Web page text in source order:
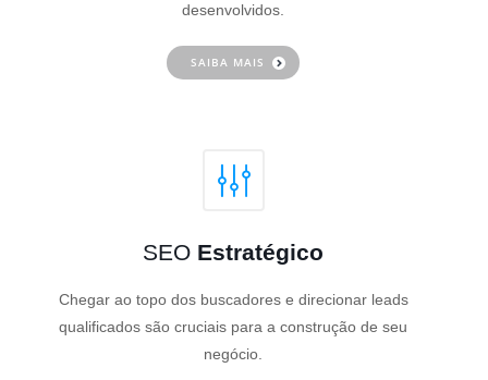
desenvolvidos.
SAIBA MAIS
SEO Estratégico
Chegar ao topo dos buscadores e direcionar leads
qualificados são cruciais para a construção de seu
negócio.